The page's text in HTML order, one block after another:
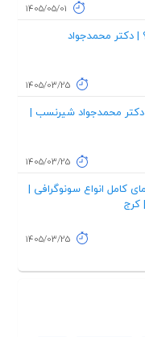
1405/05/01
دکتر محمدجواد
1405/03/25
دکتر محمدجواد شیرنسب |
1405/03/25
کامل انواع سونوگرافی |
کرج
1405/03/25